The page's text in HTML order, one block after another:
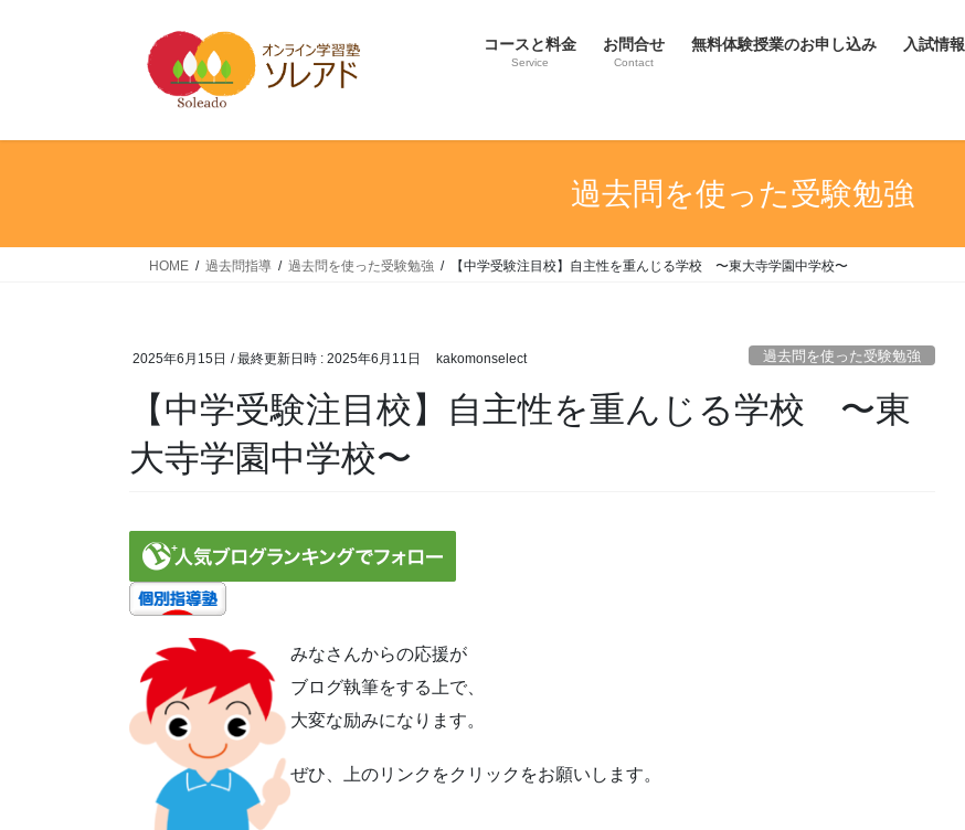
へ
プ
ョ
動
コースと料金
Service
お問合せ
Contact
無料体験授業のお申し込み 入試情報
過去問を使った受験勉強
HOME 過去問指導 過去問を使った受験勉強 【中学受験注目校】自主性を重んじる学校 〜東大寺学園中学校〜
2025年6月15日 / 最終更新日時 : 2025年6月11日 kakomonselect 過去問を使った受験勉強
【中学受験注目校】自主性を重んじる学校 〜東
大寺学園中学校〜
みなさんからの応援が
ブログ執筆をする上で、
大変な励みになります。
ぜひ、上のリンクをクリックをお願いします。